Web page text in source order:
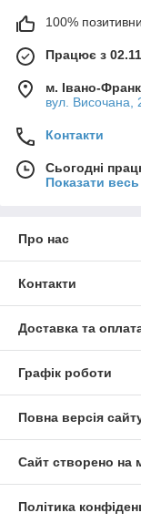
100%
Працює з
м. Івано-
вул. Височана,
Контакти
Сьогодні
Показати
Про нас
Контакти
Доставка та
Графік роботи
Повна версія
Сайт створено на
Політика